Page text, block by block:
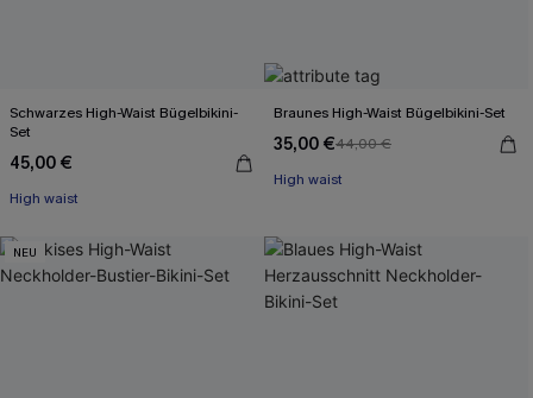
Schwarzes High-Waist Bügelbikini-
Set
45,00 €
High waist
Braunes High-Waist Bügelbikini-Set
35,00 €44,00 €
High waist
NEU